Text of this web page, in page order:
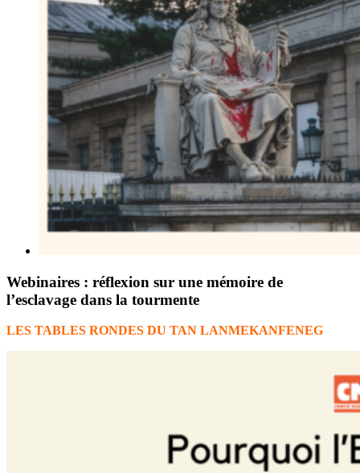
Webinaires : réflexion sur une mémoire de
l’esclavage dans la tourmente
LES TABLES RONDES DU TAN LANMEKANFENEG